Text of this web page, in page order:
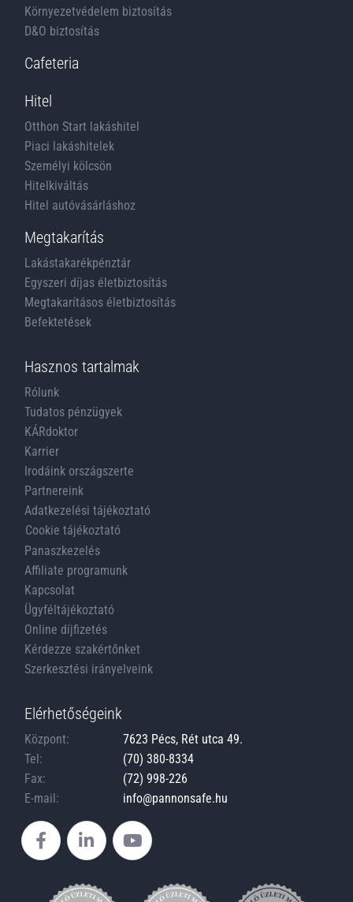
Környezetvédelem biztosítás
D&O biztosítás
Cafeteria
Hitel
Otthon Start lakáshitel
Piaci lakáshitelek
Személyi kölcsön
Hitelkiváltás
Hitel autóvásárláshoz
Megtakarítás
Lakástakarékpénztár
Egyszeri díjas életbiztosítás
Megtakarításos életbiztosítás
Befektetések
Hasznos tartalmak
Rólunk
Tudatos pénzügyek
KÁRdoktor
Karrier
Irodáink országszerte
Partnereink
Adatkezelési tájékoztató
Cookie tájékoztató
Panaszkezelés
Affiliate programunk
Kapcsolat
Ügyféltájékoztató
Online díjfizetés
Kérdezze szakértőnket
Szerkesztési irányelveink
Elérhetőségeink
Központ:
7623 Pécs, Rét utca 49.
Tel:
(70) 380-8334
Fax:
(72) 998-226
E-mail:
info@pannonsafe.hu